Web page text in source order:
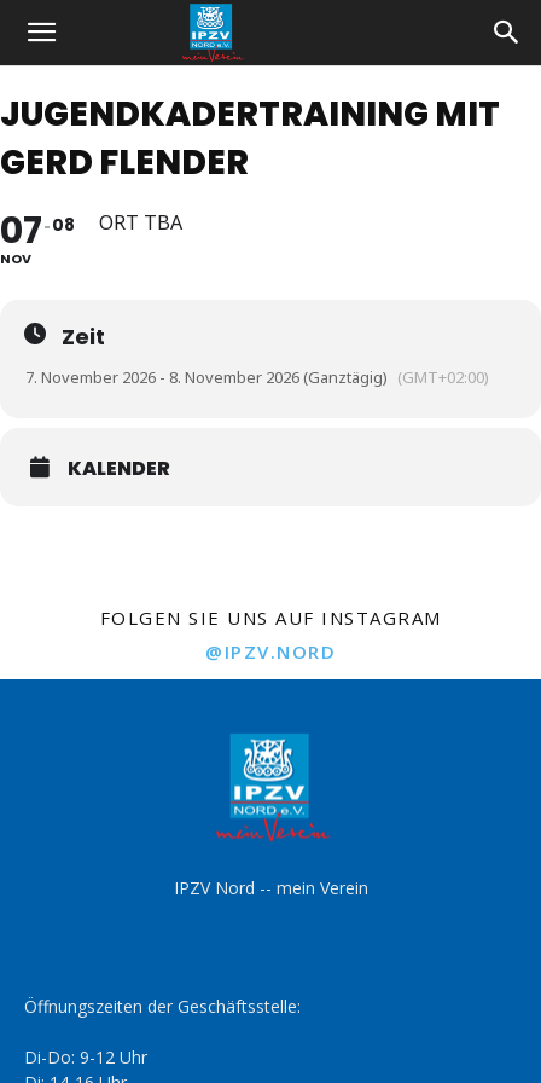
JUGENDKADERTRAINING MIT
GERD FLENDER
07
NOV
08 ORT TBA
Zeit
7. November 2026 - 8. November 2026 (Ganztägig) (GMT+02:00)
KALENDER
FOLGEN SIE UNS AUF INSTAGRAM
@IPZV.NORD
IPZV Nord -- mein Verein
Öffnungszeiten der Geschäftsstelle:
Di-Do: 9-12 Uhr